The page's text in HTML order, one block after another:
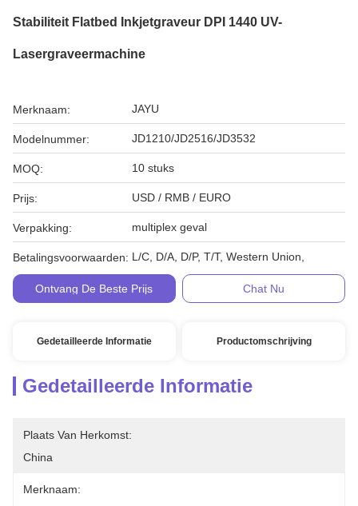
Stabiliteit Flatbed Inkjetgraveur DPI 1440 UV-
Lasergraveermachine
Merknaam: JAYU
Modelnummer: JD1210/JD2516/JD3532
MOQ: 10 stuks
Prijs: USD / RMB / EURO
Verpakking: multiplex geval
Betalingsvoorwaarden: L/C, D/A, D/P, T/T, Western Union,
Ontvang De Beste Prijs Chat Nu
Gedetailleerde Informatie Productomschrijving
Gedetailleerde Informatie
Plaats Van Herkomst:
China
Merknaam: